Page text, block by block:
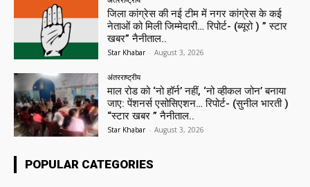
जिला कांग्रेस की नई टीम में नगर कांग्रेस के कई
नेताओं को मिली जिम्मेदारी… रिपोर्ट- (ब्यूरो ) ” स्टार
खबर” नैनीताल..
Star Khabar - August 3, 2026
अंतरराष्ट्रीय
माल रोड को ‘नो हॉर्न’ नहीं, ‘नो व्हीकल जोन’ बनाया
जाए: पेंशनर्स एसोसिएशन… रिपोर्ट- (सुनील भारती )
“स्टार खबर ” नैनीताल..
Star Khabar - August 3, 2026
POPULAR CATEGORIES